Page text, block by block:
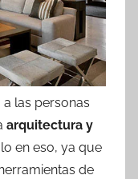
las personas
arquitectura y
en eso, ya que
de